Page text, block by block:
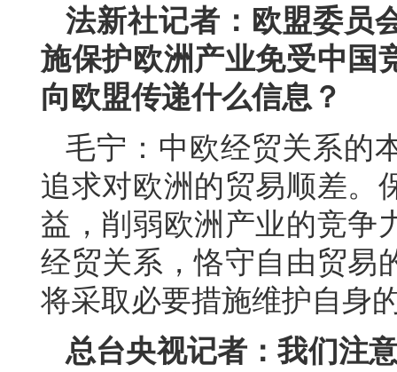
法新社记者：欧盟委员
施保护欧洲产业免受中国
向欧盟传递什么信息？
毛宁：中欧经贸关系的
追求对欧洲的贸易顺差。
益，削弱欧洲产业的竞争
经贸关系，恪守自由贸易
将采取必要措施维护自身
总台央视记者：我们注